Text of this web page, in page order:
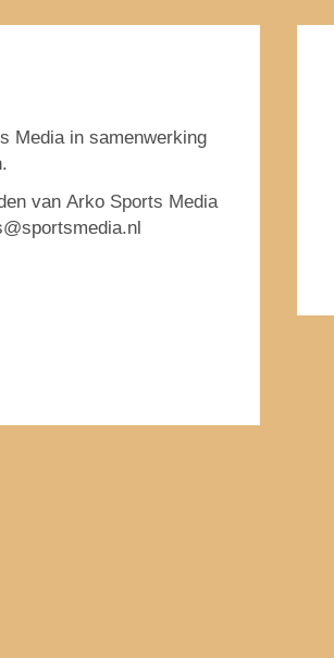
Media in samenwerking
vanArko Sports Media